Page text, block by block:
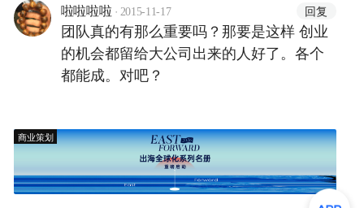
啦啦啦啦 · 2015-11-17 回复
团队真的有那么重要吗？那要是这样 创业
的机会都留给大公司出来的人好了。各个
都能成。对吧？
商业策划